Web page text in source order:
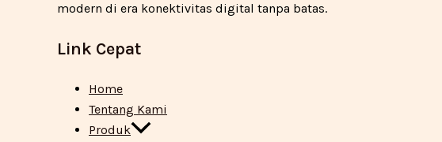
modern di era konektivitas digital tanpa batas.
Link Cepat
Home
Tentang Kami
Produk